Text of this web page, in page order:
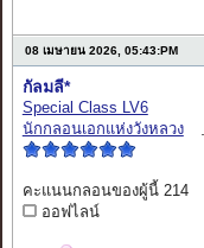
08 เมษายน 2026, 05:43:PM
กัลมลี*
Special Class LV6
นักกลอนเอกแห่งวังหลวง
คะแนนกลอนของผู้นี้ 214
ออฟไลน์